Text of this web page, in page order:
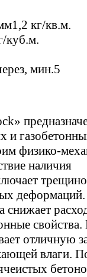
1,2 кг/кв.м.
куб.м.
мин.5
и
физико-
наличия
снижает
отличную
влаги.